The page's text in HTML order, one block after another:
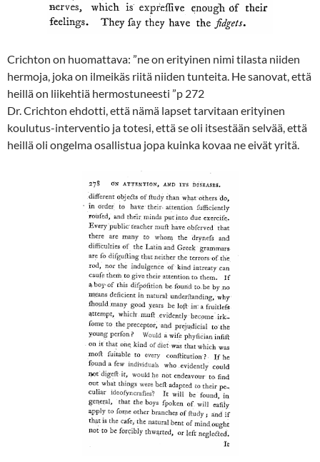
Crichton on huomattava: ”ne on erityinen nimi tilasta niiden
hermoja, joka on ilmeikäs riitä niiden tunteita. He sanovat, että
heillä on liikehtiä hermostuneesti ”p 272
Dr. Crichton ehdotti, että nämä lapset tarvitaan erityinen
koulutus-interventio ja totesi, että se oli itsestään selvää, että
heillä oli ongelma osallistua jopa kuinka kovaa ne eivät yritä.